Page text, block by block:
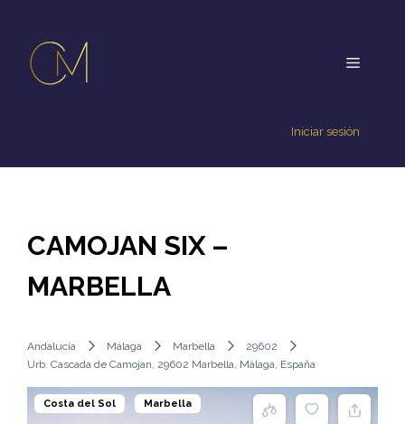
Iniciar sesión
CAMOJAN SIX –
MARBELLA
Andalucía Málaga Marbella
29602
Urb. Cascada de Camojan, 29602 Marbella, Málaga, España
Costa del Sol Marbella